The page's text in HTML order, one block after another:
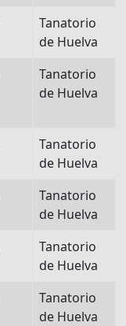
Tanatorio
de Huelva
Tanatorio
de Huelva
Tanatorio
de Huelva
Tanatorio
de Huelva
Tanatorio
de Huelva
Tanatorio
de Huelva